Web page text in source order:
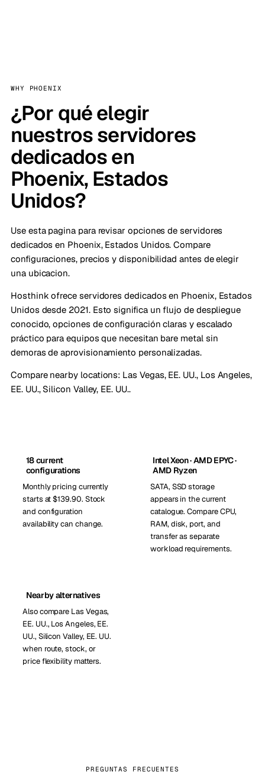
WHY PHOENIX
¿Por qué elegir
nuestros servidores
dedicados en
Phoenix, Estados
Unidos?
Use esta pagina para revisar opciones de servidores
dedicados en Phoenix, Estados Unidos. Compare
configuraciones, precios y disponibilidad antes de elegir
una ubicacion.
Hosthink ofrece servidores dedicados en Phoenix, Estados
Unidos desde 2021. Esto significa un flujo de despliegue
conocido, opciones de configuración claras y escalado
práctico para equipos que necesitan bare metal sin
demoras de aprovisionamiento personalizadas.
Compare nearby locations: Las Vegas, EE. UU., Los Angeles,
EE. UU., Silicon Valley, EE. UU..
18 current
configurations
Monthly pricing currently
starts at $139.90. Stock
and configuration
availability can change.
Intel Xeon · AMD EPYC ·
AMD Ryzen
SATA, SSD storage
appears in the current
catalogue. Compare CPU,
RAM, disk, port, and
transfer as separate
workload requirements.
Nearby alternatives
Also compare Las Vegas,
EE. UU., Los Angeles, EE.
UU., Silicon Valley, EE. UU.
when route, stock, or
price flexibility matters.
PREGUNTAS FRECUENTES